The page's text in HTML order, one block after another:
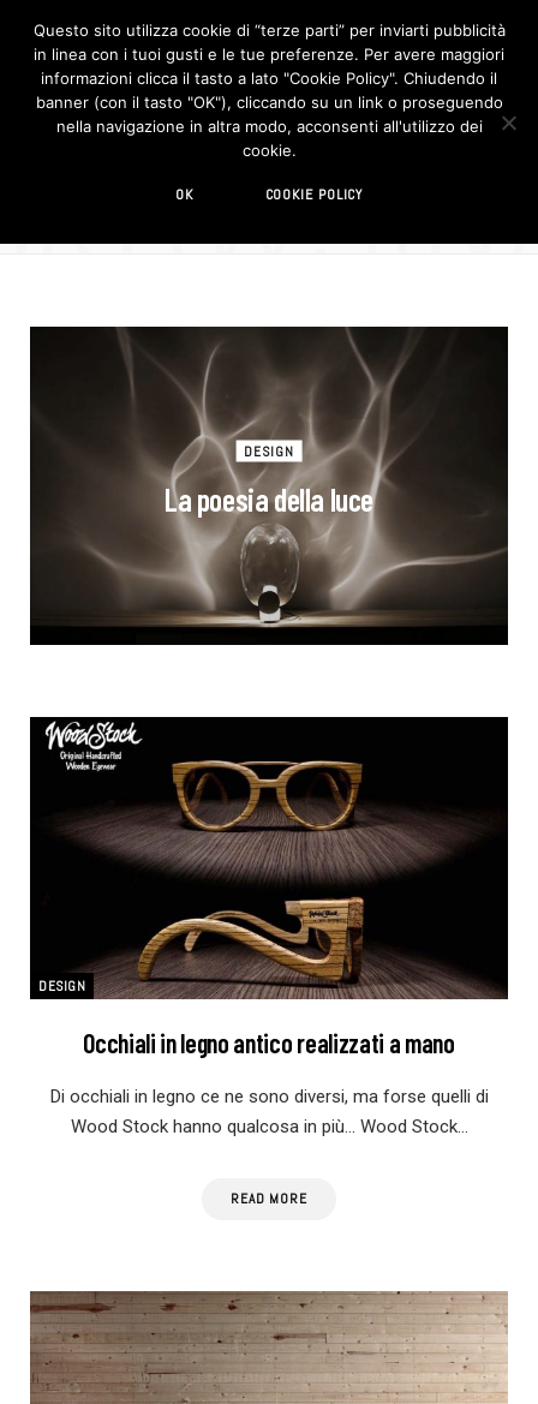
F
c
e
b
o
I
n
s
t
videogalleries
DESIGN
La poesia della luce
DESIGN
Occhiali in legno antico realizzati a mano
Di occhiali in legno ce ne sono diversi, ma forse quelli di
Wood Stock hanno qualcosa in più… Wood Stock…
READ MORE
Questo sito utilizza cookie di “terze parti” per inviarti pubblicità
in linea con i tuoi gusti e le tue preferenze. Per avere maggiori
informazioni clicca il tasto a lato "Cookie Policy". Chiudendo il
banner (con il tasto "OK"), cliccando su un link o proseguendo
nella navigazione in altra modo, acconsenti all'utilizzo dei
cookie.
OK COOKIE POLICY